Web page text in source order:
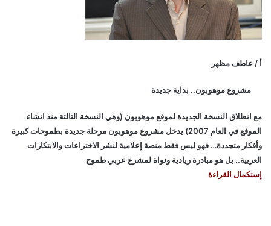
أ / عاطف مظهر
مشروع موهوبون.. بداية جديدة
مع انطلاق النسخة الجديدة لموقع موهوبون (وهي النسخة الثالثة منذ انشاء
الموقع في العام 2007) يدخل مشروع موهوبون مرحلة جديدة بطموحات كبيرة
وأفكار متجددة… فهو ليس فقط منصة إعلامية لنشر الاختراعات والابتكارات
العربية.. بل هو مبادرة ريادية ونواة لمشرع عربي طموح
إستكمال القراءة